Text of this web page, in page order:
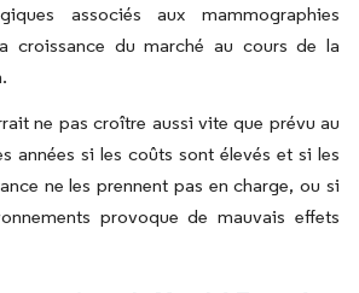
associés aux mammographies
croissance du marché au cours de la
ne pas croître aussi vite que prévu au
années si les coûts sont élevés et si les
ne les prennent pas en charge, ou si
provoque de mauvais effets